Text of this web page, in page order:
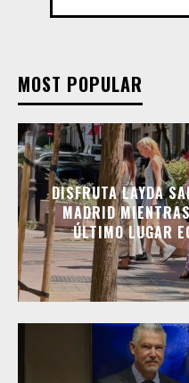
MOST POPULAR
DISFRUTA LAYDA
MADRID
ÚLTIMO LUGAR